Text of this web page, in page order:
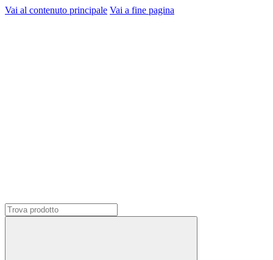
Vai al contenuto principale Vai a fine pagina